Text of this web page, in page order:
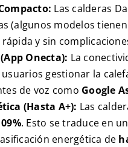
Las calderas
(algunos modelos
y sin
Onecta): La
gestionar la
de voz como Google
(Hasta A+): Las
. Esto se traduce en un
energética de